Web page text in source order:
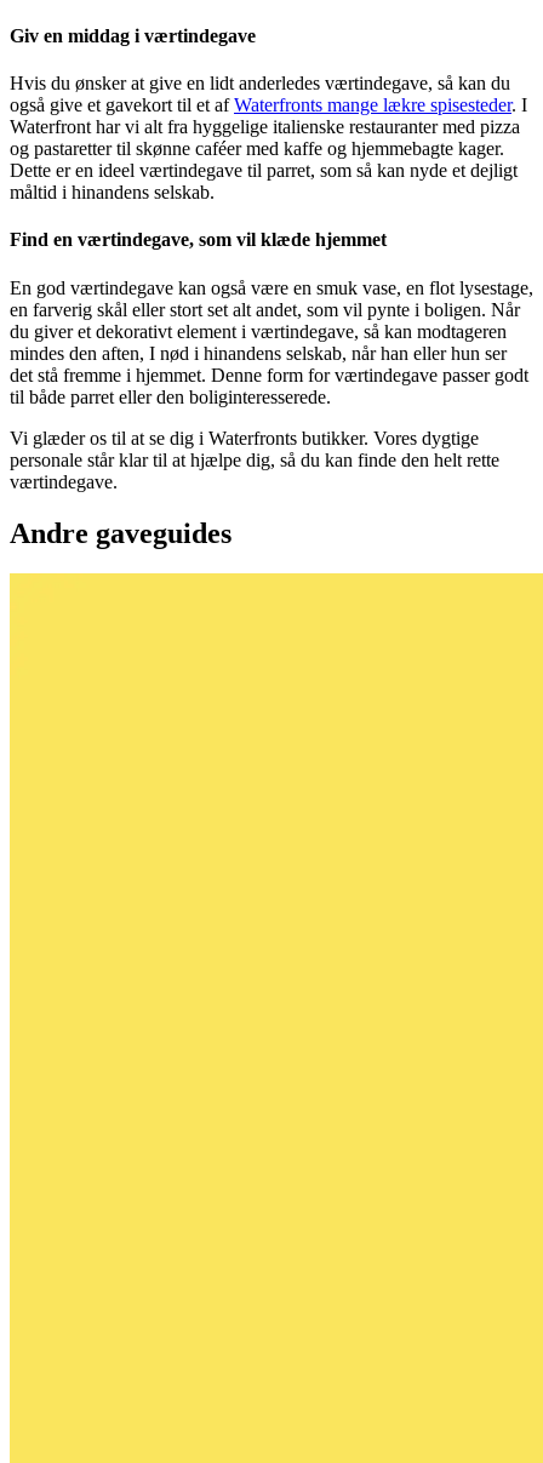
Giv en middag i værtindegave
Hvis du ønsker at give en lidt anderledes værtindegave, så kan du
også give et gavekort til et afWaterfronts mange lækre spisesteder. I
Waterfront har vi alt fra hyggelige italienske restauranter med pizza
og pastaretter til skønne caféer med kaffe og hjemmebagte kager.
Dette er en ideel værtindegave til parret, som så kan nyde et dejligt
måltid i hinandens selskab.
Find en værtindegave, som vil klæde hjemmet
En god værtindegave kan også være en smuk vase, en flot lysestage,
en farverig skål eller stort set alt andet, som vil pynte i boligen. Når
du giver et dekorativt element i værtindegave, så kan modtageren
mindes den aften, I nød i hinandens selskab, når han eller hun ser
det stå fremme i hjemmet. Denne form for værtindegave passer godt
til både parret eller den boliginteresserede.
Vi glæder os til at se dig i Waterfronts butikker. Vores dygtige
personale står klar til at hjælpe dig, så du kan finde den helt rette
værtindegave.
Andre gaveguides